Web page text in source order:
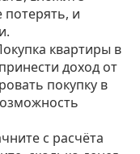
потерять, и
квартиры в
доход от
покупку в
с расчёта